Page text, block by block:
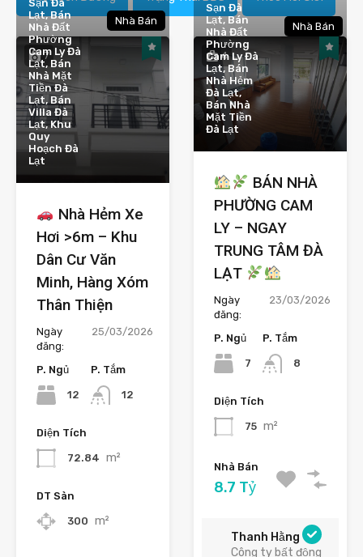
7
Sạn Đà
Lạt, Bán
Nhà Đất
Phường
Cam Ly Đà
Lạt, Bán
Nhà Mặt
Tiền Đà
Lạt, Bán
Villa Đà
Lạt, Khu
Quy
Hoạch Đà
Lạt
Nhà Bán
Nhà Hẻm Xe
Hơi >6m – Khu
Dân Cư Văn
Minh, Hàng Xóm
Thân Thiện
Ngày
đăng:
25/03/2026
P. Ngủ
12
P. Tắm
12
Diện Tích
72.84 m²
DT Sàn
300 m²
4
Sạn Đà
Lạt, Bán
Nhà Đất
Phường
Cam Ly Đà
Lạt, Bán
Nhà Hẻm
Đà Lạt,
Bán Nhà
Mặt Tiền
Đà Lạt
Nhà Bán
BÁN NHÀ
PHƯỜNG CAM
LY – NGAY
TRUNG TÂM ĐÀ
LẠT
Ngày
đăng:
23/03/2026
P. Ngủ
7
P. Tắm
8
Diện Tích
75 m²
Nhà Bán
8.7 Tỷ
Thanh Hằng
Công ty bất động